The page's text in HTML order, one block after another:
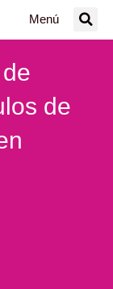
Menú
de